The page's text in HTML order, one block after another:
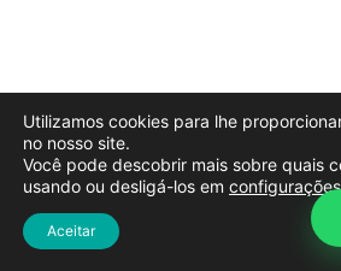
Utilizamos cookies para lhe
no nosso site.
Você pode descobrir mais sobre quais
usando ou desligá-los em configurações
Aceitar